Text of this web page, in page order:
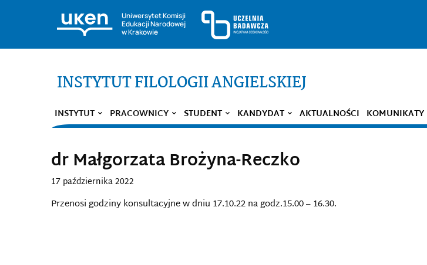
Uniwersytet Komisji
Edukacji Narodowej
w Krakowie
INSTYTUT FILOLOGII ANGIELSKIEJ
INSTYTUT PRACOWNICY STUDENT KANDYDAT AKTUALNOŚCI KOMUNIKATY
dr Małgorzata Brożyna-Reczko
17 października 2022
Przenosi godziny konsultacyjne w dniu 17.10.22 na godz.15.00 – 16.30.